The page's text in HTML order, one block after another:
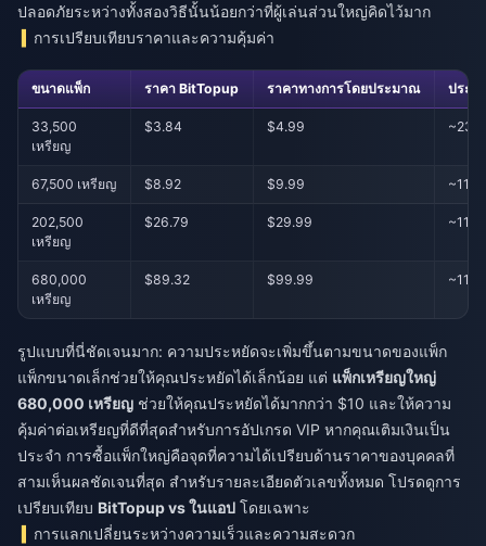
ปลอดภัยระหว่างทั้งสองวิธีนั้นน้อยกว่าที่ผู้เล่นส่วนใหญ่คิดไว้มาก
การเปรียบเทียบราคาและความคุ้มค่า
ขนาดแพ็ก ราคา BitTopup ราคาทางการโดยประมาณ ประห
33,500
เหรียญ
$3.84 $4.99 ~23%
67,500 เหรียญ $8.92 $9.99 ~11%
202,500
เหรียญ
$26.79 $29.99
680,000
เหรียญ
$89.32 $99.99
รูปแบบที่นี่ชัดเจนมาก: ความประหยัดจะเพิ่มขึ้นตามขนาดของแพ็ก
แพ็กขนาดเล็กช่วยให้คุณประหยัดได้เล็กน้อย แต่ แพ็กเหรียญใหญ่
680,000 เหรียญ ช่วยให้คุณประหยัดได้มากกว่า $10 และให้ความ
คุ้มค่าต่อเหรียญที่ดีที่สุดสำหรับการอัปเกรด VIP หากคุณเติมเงินเป็น
ประจำ การซื้อแพ็กใหญ่คือจุดที่ความได้เปรียบด้านราคาของบุคคลที่
สามเห็นผลชัดเจนที่สุด สำหรับรายละเอียดตัวเลขทั้งหมด โปรดดูการ
เปรียบเทียบ BitTopup vs ในแอป โดยเฉพาะ
การแลกเปลี่ยนระหว่างความเร็วและความสะดวก